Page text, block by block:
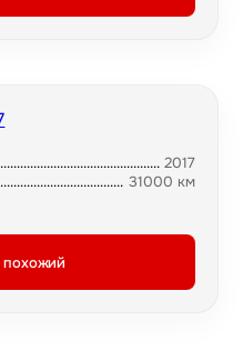
2017
31000 км
похожий